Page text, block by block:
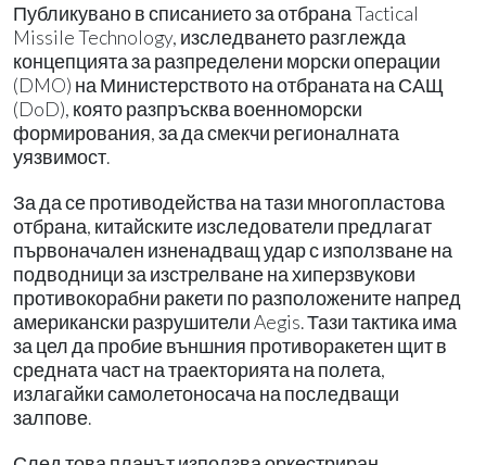
Публикувано в списанието за отбрана Tactical
Missile Technology, изследването разглежда
концепцията за разпределени морски операции
(DMO) на Министерството на отбраната на САЩ
(DoD), която разпръсква военноморски
формирования, за да смекчи регионалната
уязвимост.
За да се противодейства на тази многопластова
отбрана, китайските изследователи предлагат
първоначален изненадващ удар с използване на
подводници за изстрелване на хиперзвукови
противокорабни ракети по разположените напред
американски разрушители Aegis. Тази тактика има
за цел да пробие външния противоракетен щит в
средната част на траекторията на полета,
излагайки самолетоносача на последващи
залпове.